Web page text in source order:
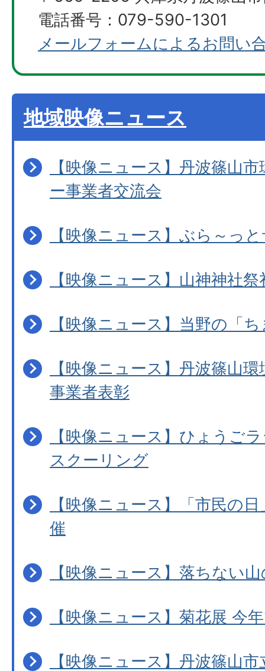
電話番号：079-590-1301
メールフォームによるお問い
地域映像ニュース
【映像ニュース】丹波篠山
ー事業者交流会
【映像ニュース】ぶら～っ
【映像ニュース】山神神社
【映像ニュース】当野の「
【映像ニュース】丹波篠山
事業者表彰
【映像ニュース】ひょうご
スクーリング
【映像ニュース】「市民の
催
【映像ニュース】落ちない
【映像ニュース】菊花展 今
【映像ニュース】丹波篠山